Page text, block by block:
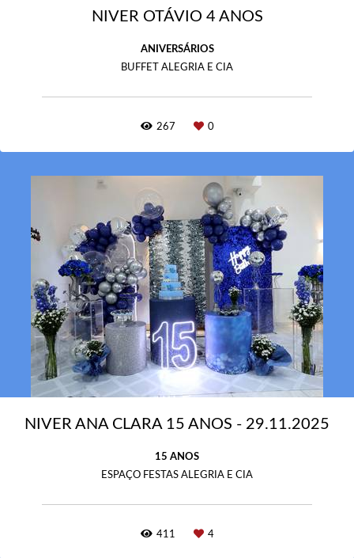
NIVER OTÁVIO 4 ANOS
ANIVERSÁRIOS
BUFFET ALEGRIA E CIA
267 0
NIVER ANA CLARA 15 ANOS - 29.11.2025
15 ANOS
ESPAÇO FESTAS ALEGRIA E CIA
411 4